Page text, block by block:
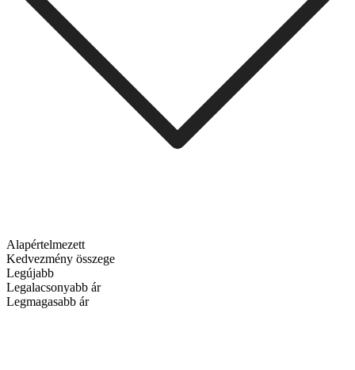
Alapértelmezett
Kedvezmény összege
Legújabb
Legalacsonyabb ár
Legmagasabb ár